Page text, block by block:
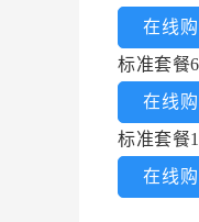
在线
标准套餐
在线
标准套餐
在线